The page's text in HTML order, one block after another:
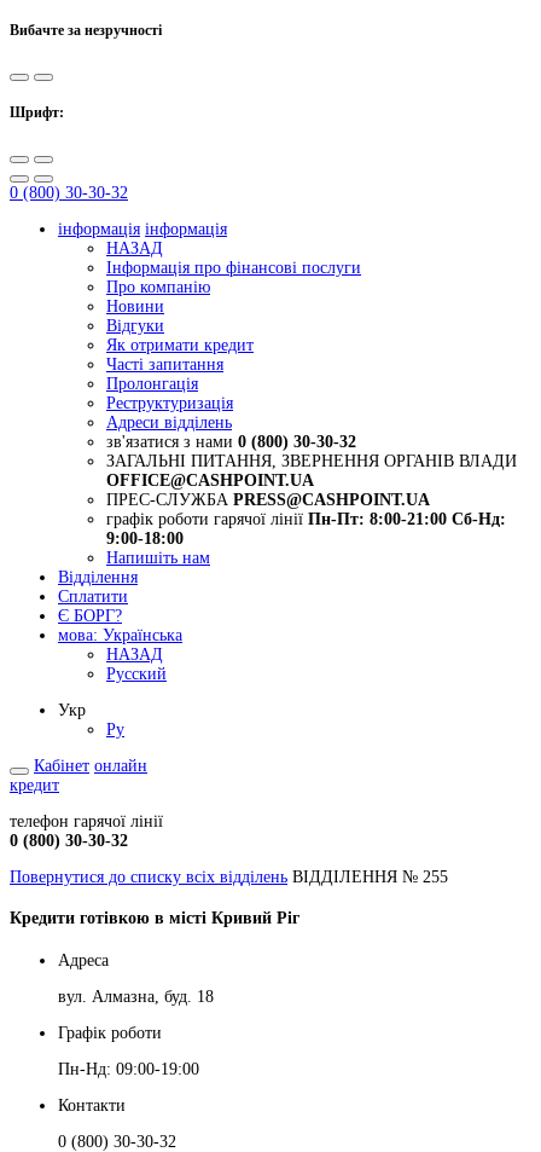
Вибачте за незручності
Шрифт:
0 (800) 30-30-32
інформація інформація
НАЗАД
Інформація про фінансові послуги
Про компанію
Новини
Відгуки
Як отримати кредит
Часті запитання
Пролонгація
Реструктуризація
Адреси відділень
зв'язатися з нами 0 (800) 30-30-32
ЗАГАЛЬНІ ПИТАННЯ, ЗВЕРНЕННЯ ОРГАНІВ ВЛАДИ
OFFICE@CASHPOINT.UA
ПРЕС-СЛУЖБА PRESS@CASHPOINT.UA
графік роботи гарячої лінії Пн-Пт: 8:00-21:00 Сб-Нд:
9:00-18:00
Напишіть нам
Відділення
Сплатити
Є БОРГ?
мова: Українська
НАЗАД
Русский
Укр
Ру
Кабінет онлайн
кредит
телефон гарячої лінії
0 (800) 30-30-32
Повернутися до списку всіх відділень ВІДДІЛЕННЯ № 255
Кредити готівкою в місті Кривий Ріг
Адреса
вул. Алмазна, буд. 18
Графік роботи
Пн-Нд: 09:00-19:00
Контакти
0 (800) 30-30-32